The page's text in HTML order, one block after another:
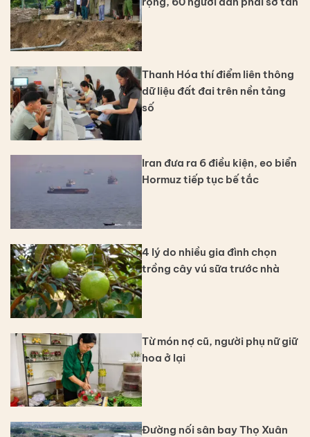
Thanh Hóa thí điểm liên thông
dữ liệu đất đai trên nền tảng
số
Iran đưa ra 6 điều kiện, eo biển
Hormuz tiếp tục bế tắc
4 lý do nhiều gia đình chọn
trồng cây vú sữa trước nhà
Từ món nợ cũ, người phụ nữ giữ
hoa ở lại
Đường nối sân bay Thọ Xuân